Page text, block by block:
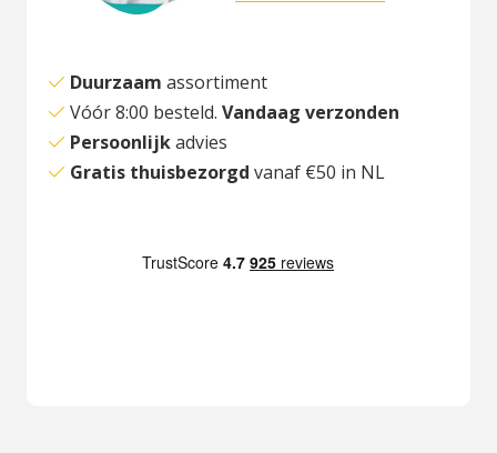
Duurzaam assortiment
Vóór 8:00 besteld. Vandaag verzonden
Persoonlijkadvies
Gratis thuisbezorgd vanaf €50 in NL